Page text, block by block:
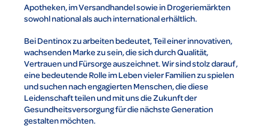
Apotheken, im Versandhandel sowie in Drogeriemärkten
sowohl national als auch international erhältlich.
Bei Dentinox zu arbeiten bedeutet, Teil einer innovativen,
wachsenden Marke zu sein, die sich durch Qualität,
Vertrauen und Fürsorge auszeichnet. Wir sind stolz darauf,
eine bedeutende Rolle im Leben vieler Familien zu spielen
und suchen nach engagierten Menschen, die diese
Leidenschaft teilen und mit uns die Zukunft der
Gesundheitsversorgung für die nächste Generation
gestalten möchten.